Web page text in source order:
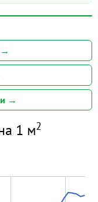
→
→
1 м2